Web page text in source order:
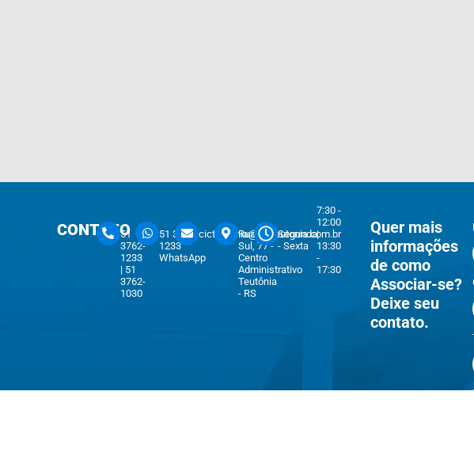
CONTATO
51
3762-
1233
| 51
3762-
1030
51 3762-
1233
WhatsApp
cicteutonia@cicteutonia.com.br
Rua Um
Sul, 77 -
Centro
Administrativo
Teutônia
- RS
Segunda
- Sexta
7:30 -
12:00
|
13:30
-
17:30
Quer mais
informações
de como
Associar-se?
Deixe seu
contato.